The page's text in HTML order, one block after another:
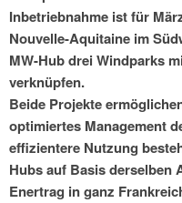
Inbetriebnahme ist für
Nouvelle-Aquitaine im
MW-Hub drei Windparks
verknüpfen.
Beide Projekte
optimiertes Management
effizientere Nutzung
Hubs auf Basis derselben
Enertrag in ganz